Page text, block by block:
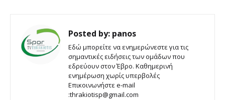
Posted by: panos
Εδώ μπορείτε να ενημερώνεστε για τις
σημαντικές ειδήσεις των ομάδων που
εδρεύουν στον Έβρο. Καθημερινή
ενημέρωση χωρίς υπερβολές
Επικοινωνήστε e-mail
:thrakiotisp@gmail.com